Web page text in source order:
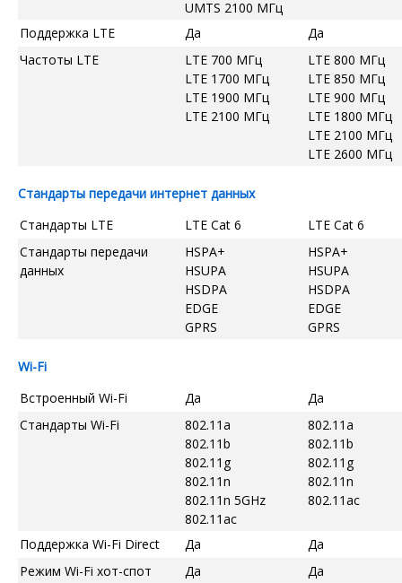
UMTS 2100 МГц
Поддержка LTE
Да
Да
Частоты LTE
LTE 700 МГц
LTE 1700 МГц
LTE 1900 МГц
LTE 2100 МГц
LTE 800 МГц
LTE 850 МГц
LTE 900 МГц
LTE 1800 МГц
LTE 2100 МГц
LTE 2600 МГц
Стандарты передачи интернет данных
Стандарты LTE
LTE Cat 6
LTE Cat 6
Стандарты передачи
данных
HSPA+
HSUPA
HSDPA
EDGE
GPRS
HSPA+
HSUPA
HSDPA
EDGE
GPRS
Wi-Fi
Встроенный Wi-Fi
Да
Да
Стандарты Wi-Fi
802.11a
802.11b
802.11g
802.11n
802.11n 5GHz
802.11ac
802.11a
802.11b
802.11g
802.11n
802.11ac
Поддержка Wi-Fi Direct Да
Да
Режим Wi-Fi хот-спот
Да
Да